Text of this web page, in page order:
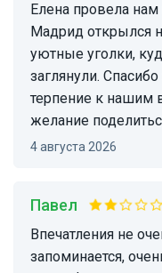
Елена провела нам прекрасную экскурсию!
Мадрид открылся
уютные уголки,
заглянули.
терпение к нашим
желание
4 августа 2026
Павел
впечатления не очень, как будто бы ничего и не
запоминается,